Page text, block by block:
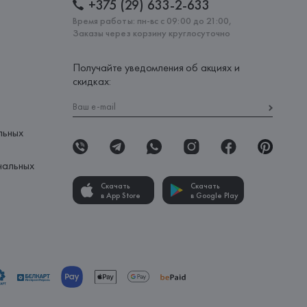
+375 (29) 633-2-633
Время работы: пн-вс с 09:00 до 21:00,
Заказы через корзину круглосуточно
Получайте уведомления об акциях и
скидках:
Скачать
в App Store
Скачать
в Google Play